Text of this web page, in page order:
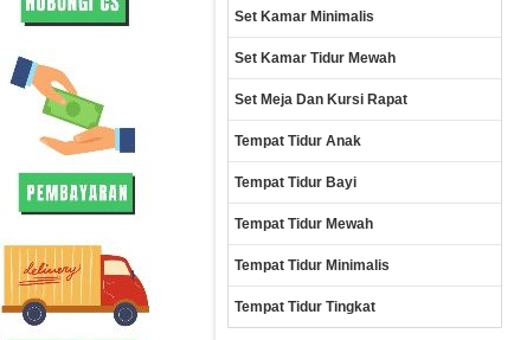
Set Kamar Minimalis
Set Kamar Tidur Mewah
Set Meja Dan Kursi Rapat
Tempat Tidur Anak
Tempat Tidur Bayi
Tempat Tidur Mewah
Tempat Tidur Minimalis
Tempat Tidur Tingkat